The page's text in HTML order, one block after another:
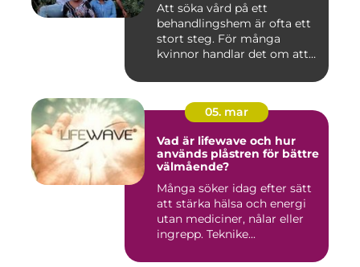
Att söka vård på ett
behandlingshem är ofta ett
stort steg. För många
kvinnor handlar det om att
05. mar
Vad är lifewave och hur
används plåstren för bättre
välmående?
Många söker idag efter sätt
att stärka hälsa och energi
utan mediciner, nålar eller
ingrepp. Teknike...